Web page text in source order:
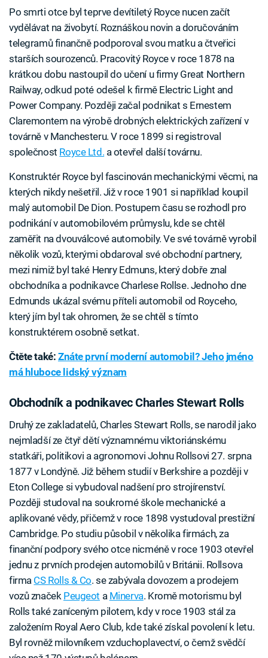
Po smrti otce byl teprve devítiletý Royce nucen začít
vydělávat na živobytí. Roznáškou novin a doručováním
telegramů finančně podporoval svou matku a čtveřici
starších sourozenců. Pracovitý Royce v roce 1878 na
krátkou dobu nastoupil do učení u firmy Great Northern
Railway, odkud poté odešel k firmě Electric Light and
Power Company. Později začal podnikat s Ernestem
Claremontem na výrobě drobných elektrických zařízení v
továrně v Manchesteru. V roce 1899 si registroval
společnost Royce Ltd. a otevřel další továrnu.
Konstruktér Royce byl fascinován mechanickými věcmi, na
kterých nikdy nešetřil. Již v roce 1901 si například koupil
malý automobil De Dion. Postupem času se rozhodl pro
podnikání v automobilovém průmyslu, kde se chtěl
zaměřit na dvouválcové automobily. Ve své továrně vyrobil
několik vozů, kterými obdaroval své obchodní partnery,
mezi nimiž byl také Henry Edmuns, který dobře znal
obchodníka a podnikavce Charlese Rollse. Jednoho dne
Edmunds ukázal svému příteli automobil od Royceho,
který jím byl tak ohromen, že se chtěl s tímto
konstruktérem osobně setkat.
Čtěte také: Znáte první moderní automobil? Jeho jméno
má hluboce lidský význam
Obchodník a podnikavec Charles Stewart Rolls
Druhý ze zakladatelů, Charles Stewart Rolls, se narodil jako
nejmladší ze čtyř dětí významnému viktoriánskému
statkáři, politikovi a agronomovi Johnu Rollsovi 27. srpna
1877 v Londýně. Již během studií v Berkshire a později v
Eton College si vybudoval nadšení pro strojírenství.
Později studoval na soukromé škole mechanické a
aplikované vědy, přičemž v roce 1898 vystudoval prestižní
Cambridge. Po studiu působil v několika firmách, za
finanční podpory svého otce nicméně v roce 1903 otevřel
jednu z prvních prodejen automobilů v Británii. Rollsova
firma CS Rolls & Co. se zabývala dovozem a prodejem
vozů značek Peugeot a Minerva. Kromě motorismu byl
Rolls také zaníceným pilotem, kdy v roce 1903 stál za
založením Royal Aero Club, kde také získal povolení k letu.
Byl rovněž milovníkem vzduchoplavectví, o čemž svědčí